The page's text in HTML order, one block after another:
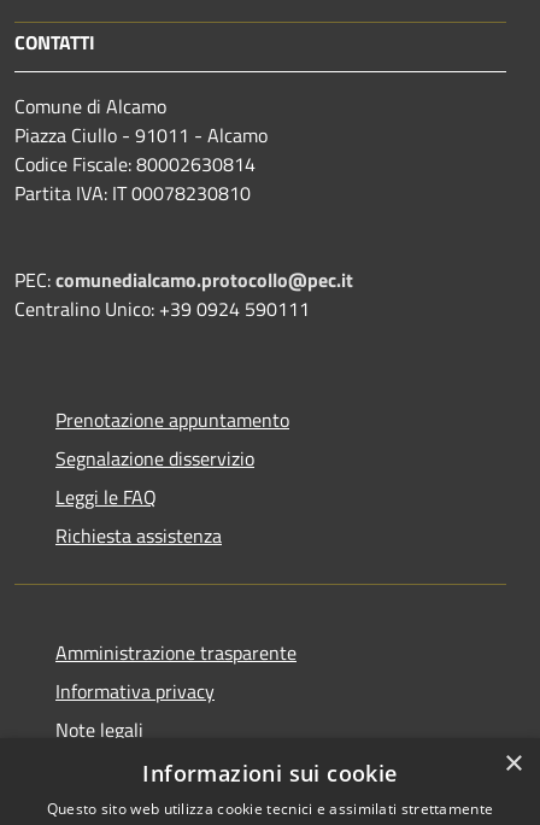
CONTATTI
Comune di Alcamo
Piazza Ciullo - 91011 - Alcamo
Codice Fiscale: 80002630814
Partita IVA: IT 00078230810
PEC:comunedialcamo.protocollo@pec.it
Centralino Unico: +39 0924 590111
Prenotazione appuntamento
Segnalazione disservizio
Leggi le FAQ
Richiesta assistenza
Amministrazione trasparente
Informativa privacy
Note legali
Dichiarazione di accessibilità
×
Informazioni sui cookie
Questo sito web utilizza cookie tecnici e assimilati strettamente